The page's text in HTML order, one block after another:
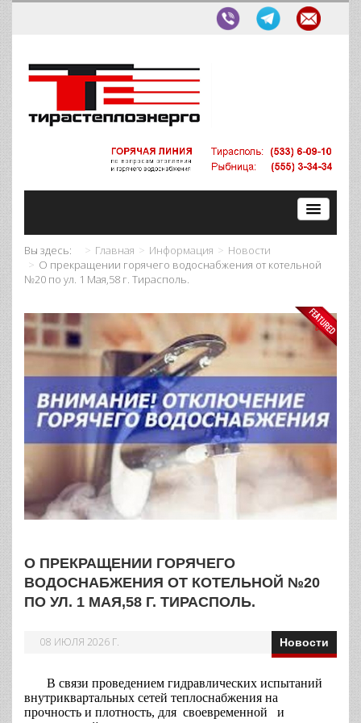
Вы здесь: Главная Информация
Новости
О прекращении горячего водоснабжения от котельной
№20 по ул. 1 Мая,58 г. Тирасполь.
О ПРЕКРАЩЕНИИ ГОРЯЧЕГО
ВОДОСНАБЖЕНИЯ ОТ КОТЕЛЬНОЙ №20
ПО УЛ. 1 МАЯ,58 Г. ТИРАСПОЛЬ.
Новости
08 ИЮЛЯ 2026 Г.
В связи проведением гидравлических испытаний
внутриквартальных сетей теплоснабжения на
прочность и плотность, для своевременной и